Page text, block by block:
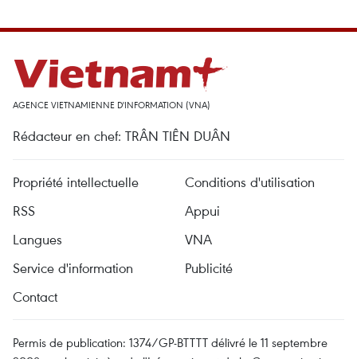
AGENCE VIETNAMIENNE D'INFORMATION (VNA)
Rédacteur en chef: TRÂN TIÊN DUÂN
Propriété intellectuelle
Conditions d'utilisation
RSS
Appui
Langues
VNA
Service d'information
Publicité
Contact
Permis de publication: 1374/GP-BTTTT délivré le 11 septembre